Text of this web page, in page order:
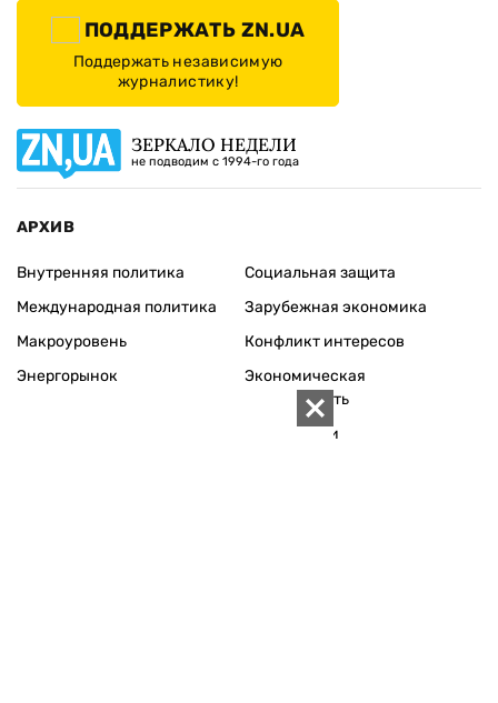
ПОДДЕРЖАТЬ ZN.UA
Поддержать независимую
журналистику!
ЗЕРКАЛО НЕДЕЛИ
не подводим с 1994-го года
АРХИВ
Внутренняя политика
Международная политика
Макроуровень
Энергорынок
Социальная защита
Зарубежная экономика
Конфликт интересов
Экономическая
безопасность
Персоналии